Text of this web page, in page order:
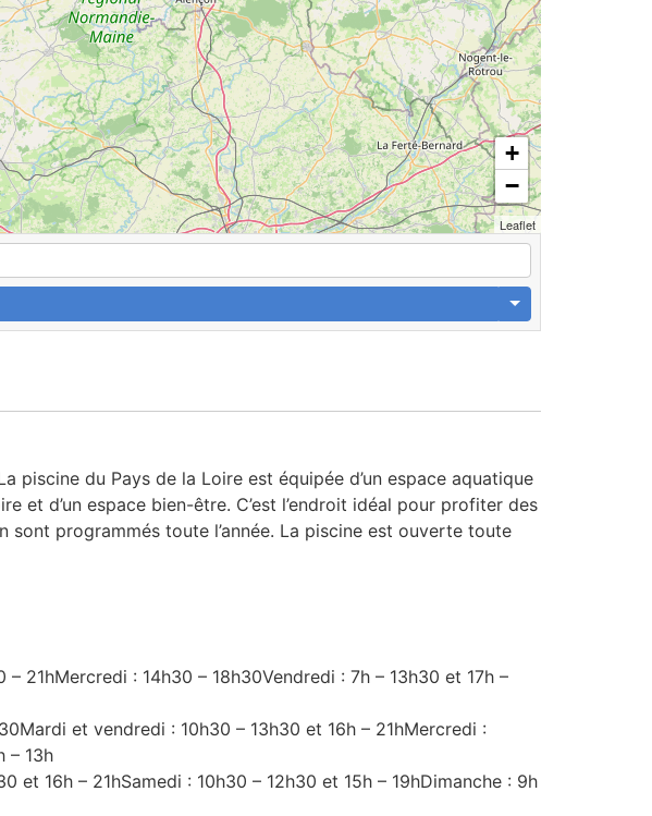
+
−
Leaflet
piscine du Pays de la Loire est équipée d’un espace aquatique
et d’un espace bien-être. C’est l’endroit idéal pour profiter des
programmés toute l’année. La piscine est ouverte toute
21hMercredi : 14h30 – 18h30Vendredi : 7h – 13h30 et 17h –
et vendredi : 10h30 – 13h30 et 16h – 21hMercredi :
– 13h
et 16h – 21hSamedi : 10h30 – 12h30 et 15h – 19hDimanche : 9h